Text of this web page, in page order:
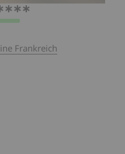
Frankreich